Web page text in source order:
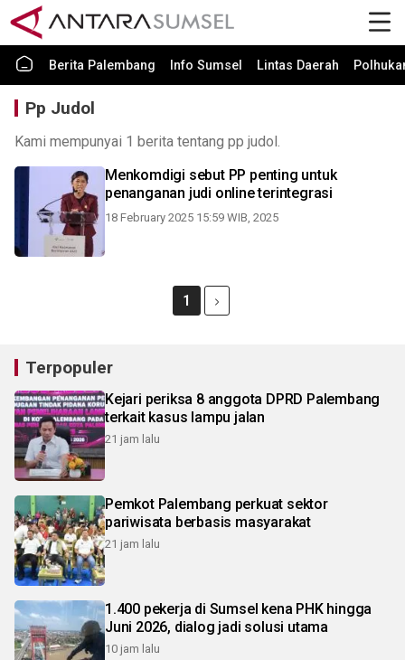
Berita Palembang Info Sumsel Lintas Daerah
Pp Judol
Kami mempunyai 1 berita tentang pp judol.
Menkomdigi sebut PP penting untuk
penanganan judi online terintegrasi
18 February 2025 15:59 WIB, 2025
1
Terpopuler
Kejari periksa 8 anggota DPRD Palembang
terkait kasus lampu jalan
21 jam lalu
Pemkot Palembang perkuat sektor
pariwisata berbasis masyarakat
21 jam lalu
1.400 pekerja di Sumsel kena PHK hingga
Juni 2026, dialog jadi solusi utama
10 jam lalu